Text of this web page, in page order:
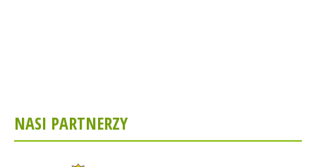
NASI PARTNERZY